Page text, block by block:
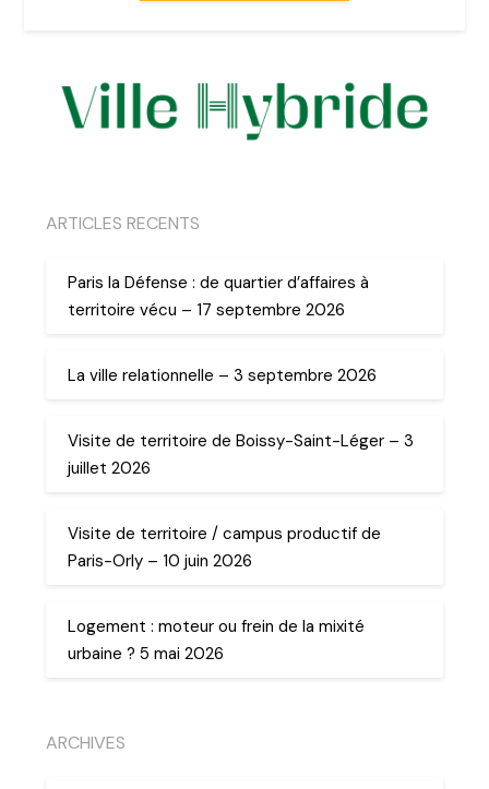
ARTICLES RECENTS
Paris la Défense : de quartier d’affaires à
territoire vécu – 17 septembre 2026
La ville relationnelle – 3 septembre 2026
Visite de territoire de Boissy-Saint-Léger – 3
juillet 2026
Visite de territoire / campus productif de
Paris-Orly – 10 juin 2026
Logement : moteur ou frein de la mixité
urbaine ? 5 mai 2026
ARCHIVES